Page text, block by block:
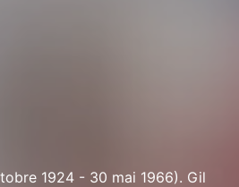
1924 - 30 mai 1966). Gil